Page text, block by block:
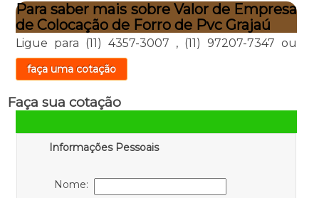
Para saber mais sobre Valor de Empresa
de Colocação de Forro de Pvc Grajaú
Ligue para (11) 4357-3007 , (11) 97207-7347 ou
faça uma cotação
Faça sua cotação
Informações Pessoais
Nome: